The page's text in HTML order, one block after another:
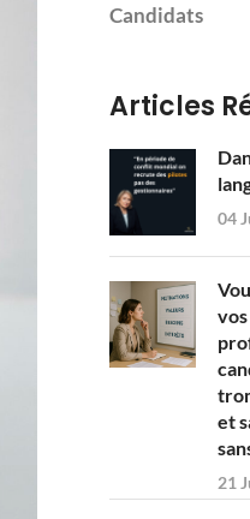
Candidats
Articles
04
et
21